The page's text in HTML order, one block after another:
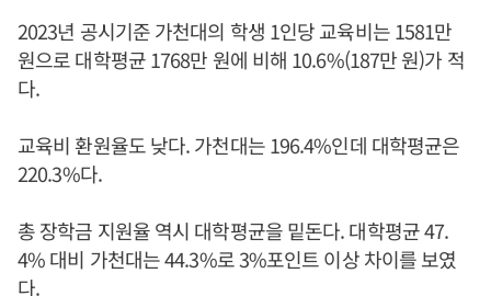
2023년 공시기준 가천대의 학생 1인당 교육비는 1581만
원으로 대학평균 1768만 원에 비해 10.6%(187만 원)가 적
다.
교육비 환원율도 낮다. 가천대는 196.4%인데 대학평균은
220.3%다.
총 장학금 지원율 역시 대학평균을 밑돈다. 대학평균 47.
4% 대비 가천대는 44.3%로 3%포인트 이상 차이를 보였
다.